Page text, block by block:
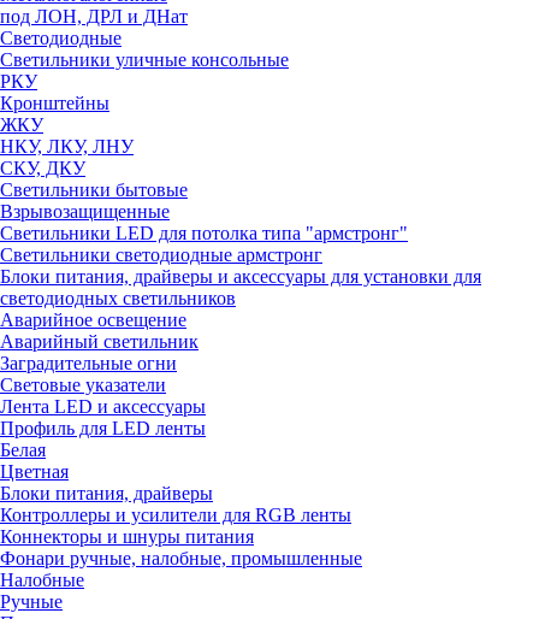
под ЛОН, ДРЛ и ДНат
Светодиодные
Светильники уличные консольные
РКУ
Кронштейны
ЖКУ
НКУ, ЛКУ, ЛНУ
СКУ, ДКУ
Светильники бытовые
Взрывозащищенные
Светильники LED для потолка типа "армстронг"
Светильники светодиодные армстронг
Блоки питания, драйверы и аксессуары для установки для
светодиодных светильников
Аварийное освещение
Аварийный светильник
Заградительные огни
Световые указатели
Лента LED и аксессуары
Профиль для LED ленты
Белая
Цветная
Блоки питания, драйверы
Контроллеры и усилители для RGB ленты
Коннекторы и шнуры питания
Фонари ручные, налобные, промышленные
Налобные
Ручные